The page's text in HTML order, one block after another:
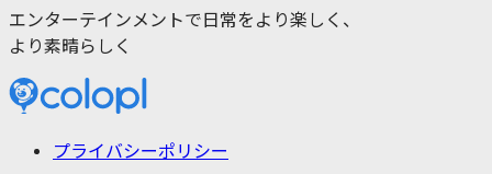
エンターテインメントで日常をより楽しく、
より素晴らしく
プライバシーポリシー